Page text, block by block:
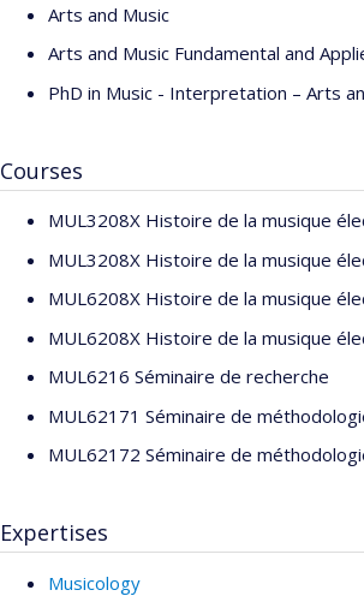
Arts and Music
Arts and Music Fundamental and
PhD in Music - Interpretation – Arts
Courses
MUL3208X Histoire de la musique
MUL3208X Histoire de la musique
MUL6208X Histoire de la musique
MUL6208X Histoire de la musique
MUL6216 Séminaire de recherche
MUL62171 Séminaire de
MUL62172 Séminaire de
Expertises
Musicology